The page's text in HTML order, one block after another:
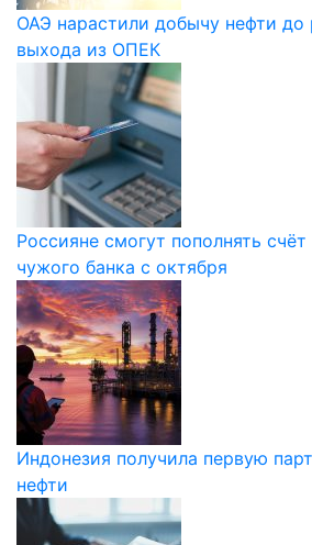
ОАЭ нарастили добычу нефти до
выхода из ОПЕК
Россияне смогут пополнять
чужого банка с октября
Индонезия получила первую
нефти